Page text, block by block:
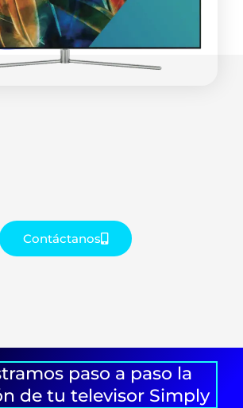
Contáctanos
paso a paso la
de tu televisor Simply